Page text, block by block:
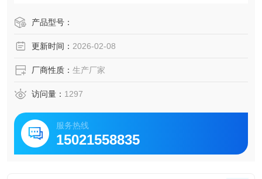
入信号增加时，输出信号减小，因此，增益为负。进口YTC
产品型号：
更新时间： 2026-02-08
厂商性质： 生产厂家
访问量： 1297
服务热线
15021558835